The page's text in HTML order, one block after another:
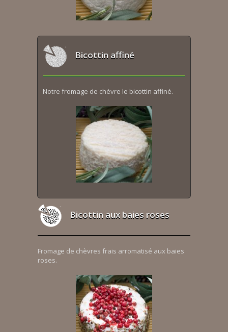
Bicottin affiné
Notre fromage de chèvre le bicottin affiné.
Bicottin aux baies roses
Fromage de chèvres frais arromatisé aux baies
roses.